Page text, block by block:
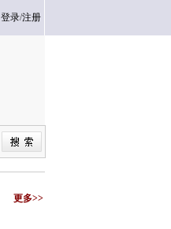
登录/注册
更多>>